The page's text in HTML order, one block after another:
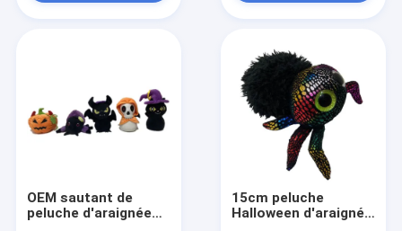
OEM sautant de
peluche d'araignée
15cm peluche
Halloween d'araignée